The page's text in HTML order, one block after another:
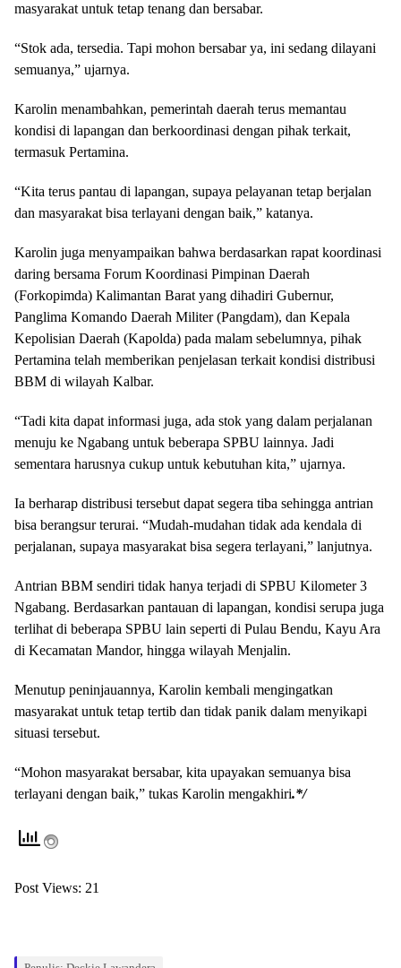
masyarakat untuk tetap tenang dan bersabar.
“Stok ada, tersedia. Tapi mohon bersabar ya, ini sedang dilayani
semuanya,” ujarnya.
Karolin menambahkan, pemerintah daerah terus memantau
kondisi di lapangan dan berkoordinasi dengan pihak terkait,
termasuk Pertamina.
“Kita terus pantau di lapangan, supaya pelayanan tetap berjalan
dan masyarakat bisa terlayani dengan baik,” katanya.
Karolin juga menyampaikan bahwa berdasarkan rapat koordinasi
daring bersama Forum Koordinasi Pimpinan Daerah
(Forkopimda) Kalimantan Barat yang dihadiri Gubernur,
Panglima Komando Daerah Militer (Pangdam), dan Kepala
Kepolisian Daerah (Kapolda) pada malam sebelumnya, pihak
Pertamina telah memberikan penjelasan terkait kondisi distribusi
BBM di wilayah Kalbar.
“Tadi kita dapat informasi juga, ada stok yang dalam perjalanan
menuju ke Ngabang untuk beberapa SPBU lainnya. Jadi
sementara harusnya cukup untuk kebutuhan kita,” ujarnya.
Ia berharap distribusi tersebut dapat segera tiba sehingga antrian
bisa berangsur terurai. “Mudah-mudahan tidak ada kendala di
perjalanan, supaya masyarakat bisa segera terlayani,” lanjutnya.
Antrian BBM sendiri tidak hanya terjadi di SPBU Kilometer 3
Ngabang. Berdasarkan pantauan di lapangan, kondisi serupa juga
terlihat di beberapa SPBU lain seperti di Pulau Bendu, Kayu Ara
di Kecamatan Mandor, hingga wilayah Menjalin.
Menutup peninjauannya, Karolin kembali mengingatkan
masyarakat untuk tetap tertib dan tidak panik dalam menyikapi
situasi tersebut.
“Mohon masyarakat bersabar, kita upayakan semuanya bisa
terlayani dengan baik,” tukas Karolin mengakhiri.*/
Post Views: 21